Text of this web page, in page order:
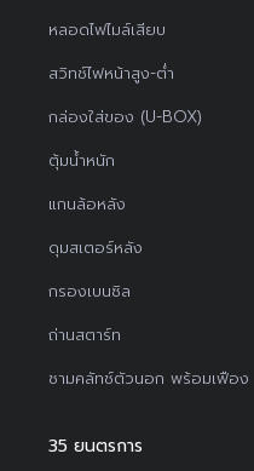
หลอดไฟไมล์เสียบ
สวิทช์ไฟหน้าสูง-ต่ำ
กล่องใส่ของ (U-BOX)
ตุ้มน้ำหนัก
แกนล้อหลัง
ดุมสเตอร์หลัง
กรองเบนซิล
ถ่านสตาร์ท
ชามคลัทช์ตัวนอก พร้อมเฟือง
35 ยนตรการ